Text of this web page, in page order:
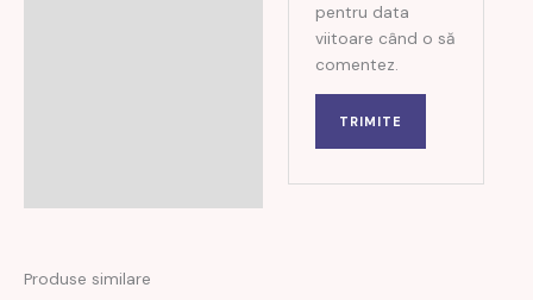
pentru data
viitoare când o să
comentez.
Produse similare